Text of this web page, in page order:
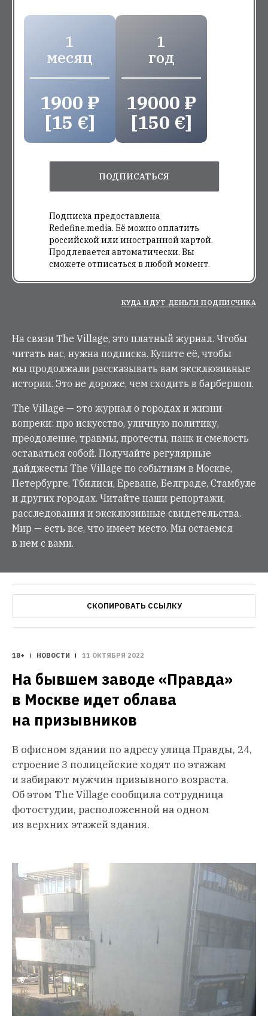
1
месяц
1900 ₽
[15 €]
1
год
19000 ₽
[150 €]
ПОДПИСАТЬСЯ
Подписка предоставлена
Redefine.media. Её можно оплатить
российской или иностранной картой.
Продлевается автоматически. Вы
сможете отписаться в любой момент.
КУДА ИДУТ ДЕНЬГИ ПОДПИСЧИКА
На связи The Village, это платный журнал. Чтобы
читать нас, нужна подписка. Купите её, чтобы
мы продолжали рассказывать вам эксклюзивные
истории. Это не дороже, чем сходить в барбершоп.
The Village — это журнал о городах и жизни
вопреки: про искусство, уличную политику,
преодоление, травмы, протесты, панк и смелость
оставаться собой. Получайте регулярные
дайджесты The Village по событиям в Москве,
Петербурге, Тбилиси, Ереване, Белграде, Стамбуле
и других городах. Читайте наши репортажи,
расследования и эксклюзивные свидетельства.
Мир — есть все, что имеет место. Мы остаемся
в нем с вами.
СКОПИРОВАТЬ ССЫЛКУ
18+ НОВОСТИ 11 ОКТЯБРЯ 2022
На бывшем заводе «Правда»
в Москве идет облава
на призывников
В офисном здании по адресу улица Правды, 24,
строение 3 полицейские ходят по этажам
и забирают мужчин призывного возраста.
Об этом The Village сообщила сотрудница
фотостудии, расположенной на одном
из верхних этажей здания.